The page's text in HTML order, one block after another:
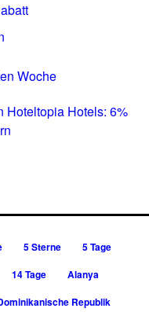
Woche
Hoteltopia Hotels: 6%
5 Sterne
5 Tage
14 Tage
Alanya
Republik